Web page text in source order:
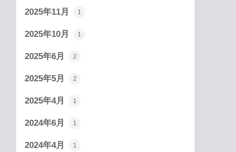
2025年11月 1
2025年10月 1
2025年6月 2
2025年5月 2
2025年4月 1
2024年6月 1
2024年4月 1